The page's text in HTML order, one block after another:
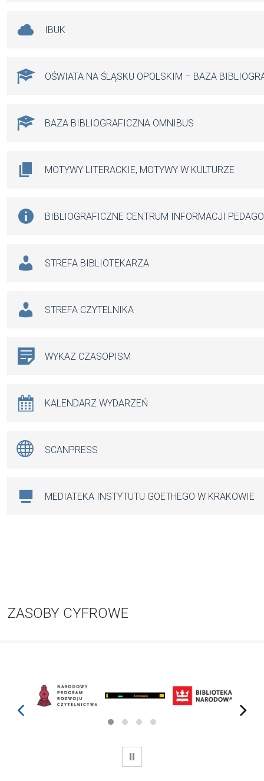
IBUK
OŚWIATA NA ŚLĄSKU OPOLSKIM – BAZA
BAZA BIBLIOGRAFICZNA OMNIBUS
MOTYWY LITERACKIE, MOTYWY W KULTURZE
BIBLIOGRAFICZNE CENTRUM INFORMACJI
STREFA BIBLIOTEKARZA
STREFA CZYTELNIKA
WYKAZ CZASOPISM
KALENDARZ WYDARZEŃ
SCANPRESS
MEDIATEKA INSTYTUTU GOETHEGO W KRAKOWIE
ZASOBY CYFROWE
prev next
WSTRZYMAJ